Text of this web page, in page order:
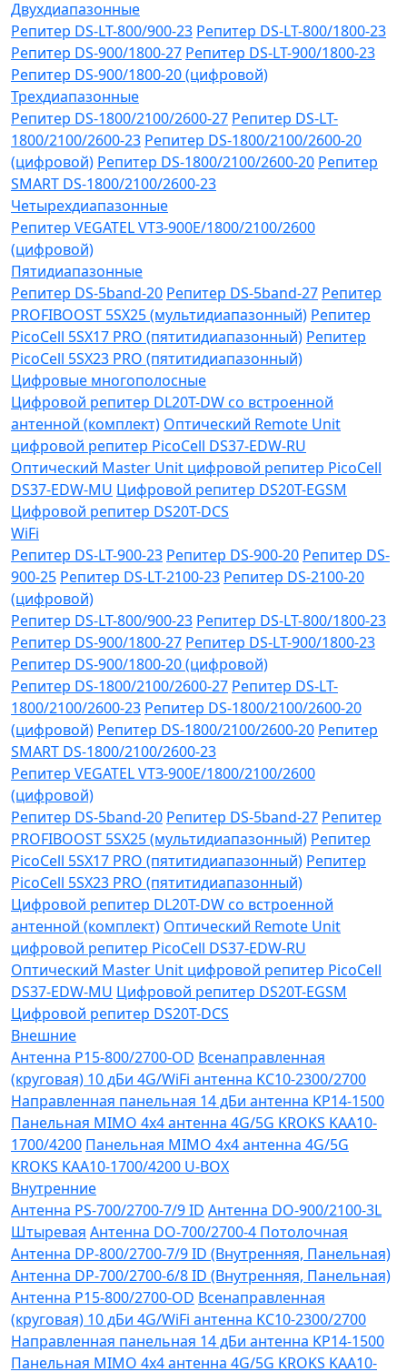
Двухдиапазонные
Репитер DS-LT-800/900-23 Репитер DS-LT-800/1800-23
Репитер DS-900/1800-27 Репитер DS-LT-900/1800-23
Репитер DS-900/1800-20 (цифровой)
Трехдиапазонные
Репитер DS-1800/2100/2600-27 Репитер DS-LT-
1800/2100/2600-23 Репитер DS-1800/2100/2600-20
(цифровой) Репитер DS-1800/2100/2600-20 Репитер
SMART DS-1800/2100/2600-23
Четырехдиапазонные
Репитер VЕGATEL VТЗ-900Е/1800/2100/2600
(цифровой)
Пятидиапазонные
Репитер DS-5band-20 Репитер DS-5band-27 Репитер
PROFIBOOST 5SX25 (мультидиапазонный) Репитер
PicoCell 5SX17 PRO (пятитидиапазонный) Репитер
PicoCell 5SX23 PRO (пятитидиапазонный)
Цифровые многополосные
Цифровой репитер DL20T-DW со встроенной
антенной (комплект) Оптический Remote Unit
цифровой репитер PicoCell DS37-EDW-RU
Оптический Master Unit цифровой репитер PicoCell
DS37-EDW-MU Цифровой репитер DS20T-EGSM
Цифровой репитер DS20T-DCS
WiFi
Репитер DS-LT-900-23 Репитер DS-900-20 Репитер DS-
900-25 Репитер DS-LT-2100-23 Репитер DS-2100-20
(цифровой)
Репитер DS-LT-800/900-23 Репитер DS-LT-800/1800-23
Репитер DS-900/1800-27 Репитер DS-LT-900/1800-23
Репитер DS-900/1800-20 (цифровой)
Репитер DS-1800/2100/2600-27 Репитер DS-LT-
1800/2100/2600-23 Репитер DS-1800/2100/2600-20
(цифровой) Репитер DS-1800/2100/2600-20 Репитер
SMART DS-1800/2100/2600-23
Репитер VЕGATEL VТЗ-900Е/1800/2100/2600
(цифровой)
Репитер DS-5band-20 Репитер DS-5band-27 Репитер
PROFIBOOST 5SX25 (мультидиапазонный) Репитер
PicoCell 5SX17 PRO (пятитидиапазонный) Репитер
PicoCell 5SX23 PRO (пятитидиапазонный)
Цифровой репитер DL20T-DW со встроенной
антенной (комплект) Оптический Remote Unit
цифровой репитер PicoCell DS37-EDW-RU
Оптический Master Unit цифровой репитер PicoCell
DS37-EDW-MU Цифровой репитер DS20T-EGSM
Цифровой репитер DS20T-DCS
Внешние
Антенна P15-800/2700-OD Всенаправленная
(круговая) 10 дБи 4G/WiFi антенна KC10-2300/2700
Направленная панельная 14 дБи антенна KP14-1500
Панельная MIMO 4x4 антенна 4G/5G KROKS KAA10-
1700/4200 Панельная MIMO 4x4 антенна 4G/5G
KROKS KAA10-1700/4200 U-BOX
Внутренние
Антенна PS-700/2700-7/9 ID Антенна DO-900/2100-3L
Штыревая Антенна DO-700/2700-4 Потолочная
Антенна DP-800/2700-7/9 ID (Внутренняя, Панельная)
Антенна DP-700/2700-6/8 ID (Внутренняя, Панельная)
Антенна P15-800/2700-OD Всенаправленная
(круговая) 10 дБи 4G/WiFi антенна KC10-2300/2700
Направленная панельная 14 дБи антенна KP14-1500
Панельная MIMO 4x4 антенна 4G/5G KROKS KAA10-